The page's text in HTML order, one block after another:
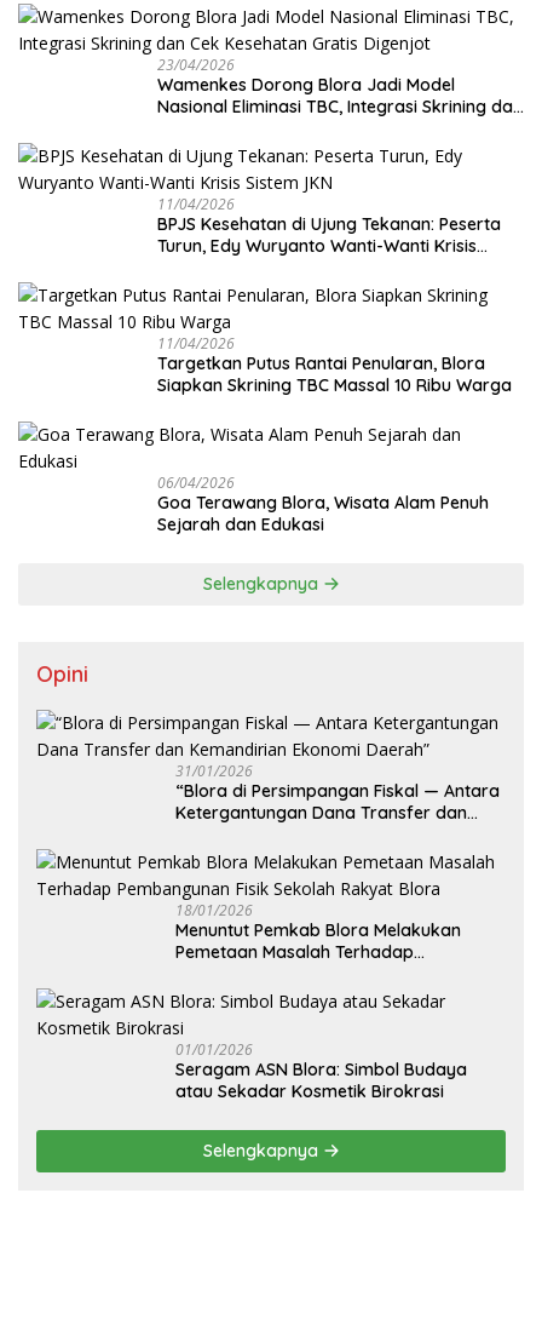
23/04/2026
Wamenkes Dorong Blora Jadi Model
Nasional Eliminasi TBC, Integrasi Skrining dan
11/04/2026
BPJS Kesehatan di Ujung Tekanan: Peserta
Turun, Edy Wuryanto Wanti-Wanti Krisis
11/04/2026
‎Targetkan Putus Rantai Penularan, Blora
Siapkan Skrining TBC Massal 10 Ribu Warga
06/04/2026
Goa Terawang Blora, Wisata Alam Penuh
Sejarah dan Edukasi
Selengkapnya
Opini
31/01/2026
‎“Blora di Persimpangan Fiskal — Antara
Ketergantungan Dana Transfer dan
18/01/2026
‎Menuntut Pemkab Blora Melakukan
Pemetaan Masalah Terhadap
Blora
01/01/2026
‎Seragam ASN Blora: Simbol Budaya
atau Sekadar Kosmetik Birokrasi
Selengkapnya